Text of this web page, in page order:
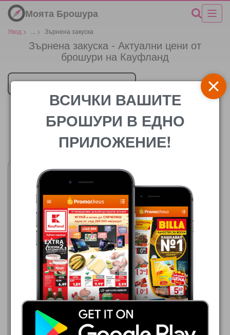
Моята Брошура
Увод > > Зърнена закуска
Зърнена закуска - Актуални цени от
брошури на Кауфланд
Търговец
Цената
10.08.2026 - 16.08.2026
2,99 €
NESTLE Зърнена закуска
Покажи брошурата
ВСИЧКИ ВАШИТЕ
БРОШУРИ В ЕДНО
ПРИЛОЖЕНИЕ!